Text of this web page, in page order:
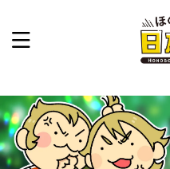
気になった日本史の事件
ね。中の人が24時間手動
です）
例：織田信長 長篠の戦